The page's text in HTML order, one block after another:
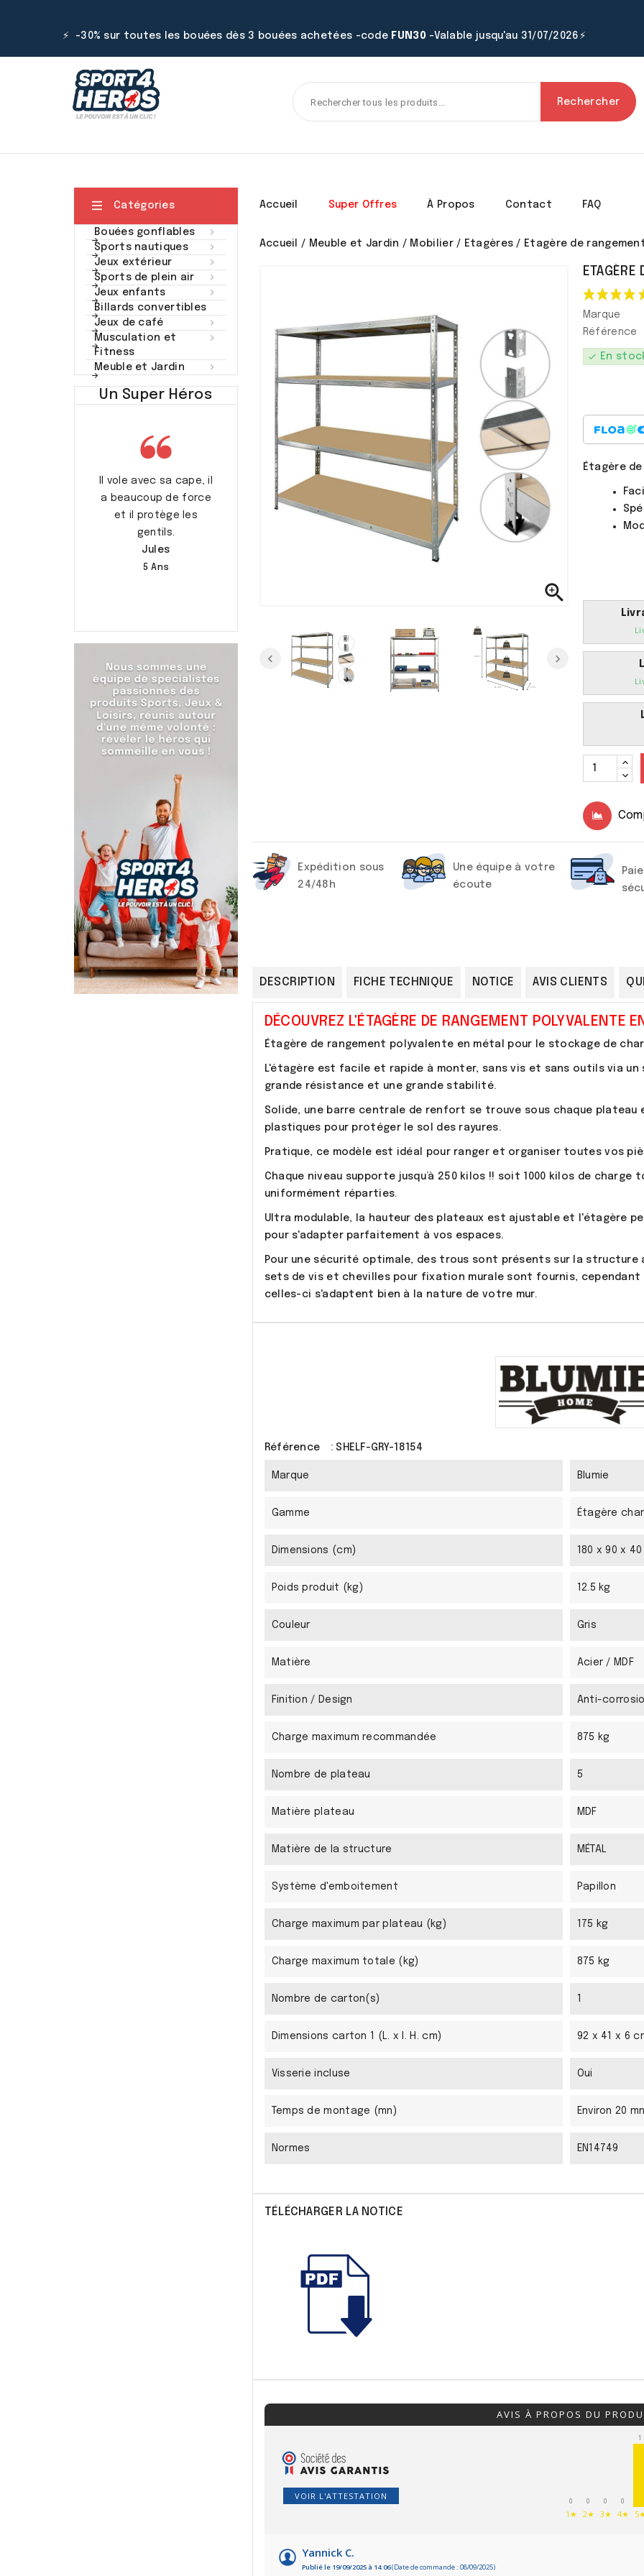
⚡ -30% sur toutes les bouées dès 3 bouées achetées -code FUN30-Valable jusqu'au 31/07/2026⚡
Rechercher
 Catégories

Bouées gonflables

Sports nautiques

Jeux extérieur

Sports de plein air

Jeux enfants
Billards convertibles

Jeux de café

Musculation et
Fitness

Meuble et Jardin
Un Super Héros
Il vole avec sa cape, il
a beaucoup de force
et il protège les
gentils.
Jules
5 Ans
C’est mon papa !
Augustin
Il sait tout faire avec
ses supers pouvoirs.
7 Ans
Accueil Super Offres À Propos Contact FAQ
Accueil Meuble et Jardin Mobilier Etagères Etagère de

Marque
Référence
check En
Étagère
Expédition sous
24/48h
Une équipe à votre
écoute
DESCRIPTION FICHE TECHNIQUE NOTICE AVIS CLIENTS
DÉCOUVREZ L'ÉTAGÈRE DE RANGEMENT POLYVALENTE
Étagère de rangement polyvalente en métal pour le stockage de
L'étagère est facile et rapide à monter, sans vis et sans outils via
grande résistance et une grande stabilité.
Solide, une barre centrale de renfort se trouve sous chaque plateau
plastiques pour protéger le sol des rayures.
Pratique, ce modèle est idéal pour ranger et organiser toutes vos
Chaque niveau supporte jusqu’à 250 kilos !! soit 1000 kilos de
uniformément réparties.
Ultra modulable, la hauteur des plateaux est ajustable et l'étagère
pour s'adapter parfaitement à vos espaces.
Pour une sécurité optimale, des trous sont présents sur la structure
sets de vis et chevilles pour fixation murale sont fournis,
celles-ci s'adaptent bien à la nature de votre mur.
Référence : SHELF-GRY-18154
Marque Blumie
Gamme Étagère
Dimensions (cm) 180 x 90 x
Poids produit (kg) 12.5 kg
Couleur Gris
Matière Acier / MDF
Finition / Design Anti-
Charge maximum recommandée 875 kg
Nombre de plateau 5
Matière plateau MDF
Matière de la structure MÉTAL
Système d'emboitement Papillon
Charge maximum par plateau (kg) 175 kg
Charge maximum totale (kg) 875 kg
Nombre de carton(s)
Dimensions carton 1 (L. x l. H. cm) 92 x 41 x 6
Visserie incluse Oui
Temps de montage (mn) Environ 20
Normes EN14749
TÉLÉCHARGER LA NOTICE
AVIS À PROPOS DU
VOIR L'ATTESTATION 0
1★
0
2★
0
3★
0
4★
1
Yannick C.
Publié le 19/09/2025 à 14:06(Date de commande : 08/09/2025)